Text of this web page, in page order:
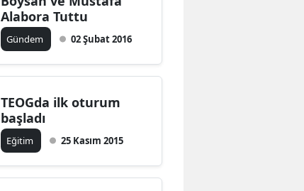
Alabora Tuttu
Gündem 02 Şubat 2016
TEOGda ilk oturum
başladı
Eğitim 25 Kasım 2015